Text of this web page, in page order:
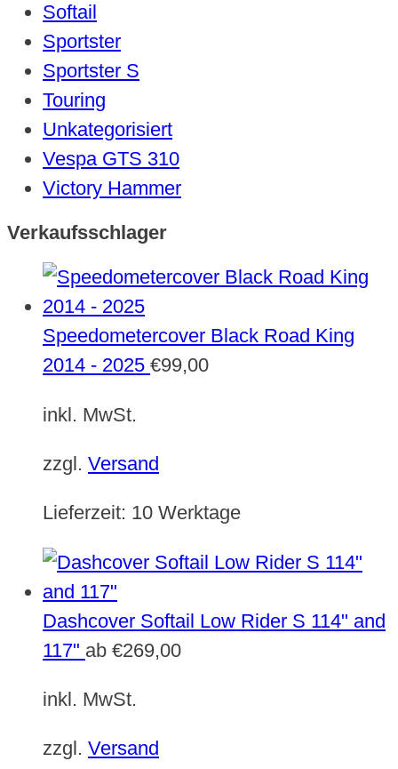
Softail
Sportster
Sportster S
Touring
Unkategorisiert
Vespa GTS 310
Victory Hammer
Verkaufsschlager
Speedometercover Black Road King
2014 - 2025 €99,00
inkl. MwSt.
zzgl. Versand
Lieferzeit: 10 Werktage
Dashcover Softail Low Rider S 114" and
117" ab €269,00
inkl. MwSt.
zzgl. Versand